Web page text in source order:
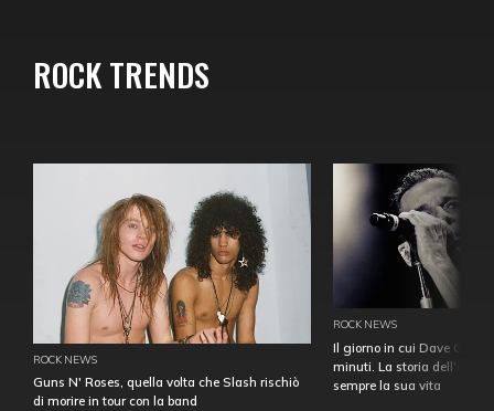
ROCK TRENDS
ROCK NEWS
Guns N' Roses, quella volta che Slash rischiò
di morire in tour con la band
ROCK NEWS
Il giorno in cui Dave
minuti. La storia
sempre la sua vita